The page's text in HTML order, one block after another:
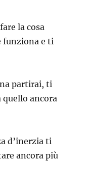
la cosa
funziona e ti
partirai, ti
quello ancora
d’inerzia ti
ancora più